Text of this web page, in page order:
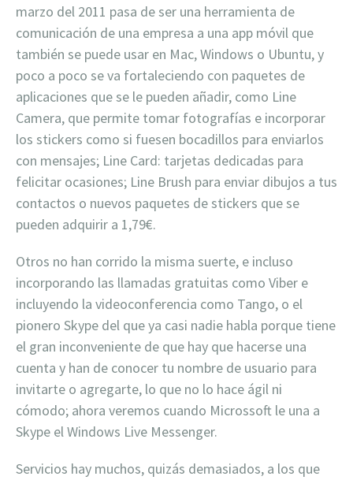
marzo del 2011 pasa de ser una herramienta de
comunicación de una empresa a una app móvil que
también se puede usar en Mac, Windows o Ubuntu, y
poco a poco se va fortaleciendo con paquetes de
aplicaciones que se le pueden añadir, como Line
Camera, que permite tomar fotografías e incorporar
los stickers como si fuesen bocadillos para enviarlos
con mensajes; Line Card: tarjetas dedicadas para
felicitar ocasiones; Line Brush para enviar dibujos a tus
contactos o nuevos paquetes de stickers que se
pueden adquirir a 1,79€.
Otros no han corrido la misma suerte, e incluso
incorporando las llamadas gratuitas como Viber e
incluyendo la videoconferencia como Tango, o el
pionero Skype del que ya casi nadie habla porque tiene
el gran inconveniente de que hay que hacerse una
cuenta y han de conocer tu nombre de usuario para
invitarte o agregarte, lo que no lo hace ágil ni
cómodo; ahora veremos cuando Microssoft le una a
Skype el Windows Live Messenger.
Servicios hay muchos, quizás demasiados, a los que